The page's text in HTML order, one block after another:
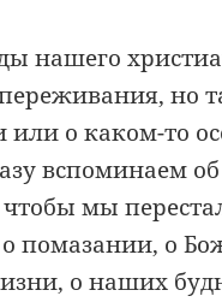
нашего
но
или о каком-то
вспоминаем
мы
помазании, о
о наших